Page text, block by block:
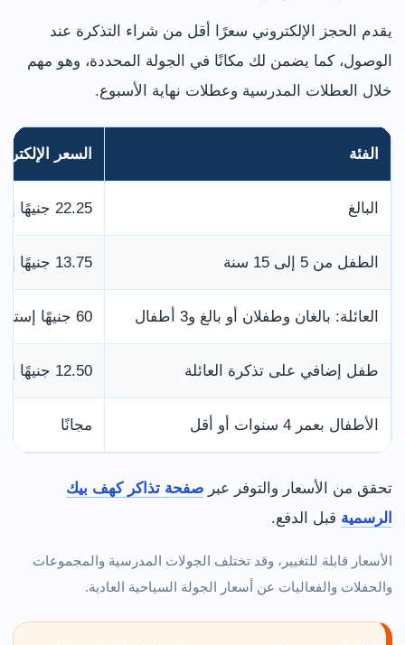
يقدم الحجز الإلكتروني سعرًا أقل من شراء التذكرة عند
الوصول، كما يضمن لك مكانًا في الجولة المحددة، وهو مهم
خلال العطلات المدرسية وعطلات نهاية الأسبوع.
الفئة السعر
البالغ 22.25 جنيهًا إسترلينيًا
الطفل من 5 إلى 15 سنة 13.75 جنيهًا إسترلينيًا
العائلة: بالغان وطفلان أو بالغ و3 أطفال 60 جنيهًا إسترلينيًا
طفل إضافي على تذكرة العائلة 12.50 جنيهًا إسترلينيًا
الأطفال بعمر 4 سنوات أو أقل مجانًا
تحقق من الأسعار والتوفر عبر صفحة تذاكر كهف بيك
الرسمية قبل الدفع.
الأسعار قابلة للتغيير، وقد تختلف الجولات المدرسية والمجموعات
والحفلات والفعاليات عن أسعار الجولة السياحية العادية.